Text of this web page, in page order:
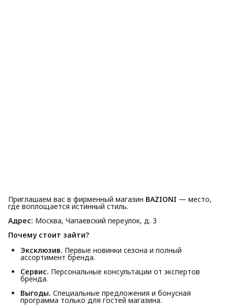
Приглашаем вас в фирменный магазин BAZIONI — место,
где воплощается истинный стиль.
Адрес: Москва, Чапаевский переулок, д. 3
Почему стоит зайти?
Эксклюзив. Первые новинки сезона и полный
ассортимент бренда.
Сервис. Персональные консультации от экспертов
бренда.
Выгоды. Специальные предложения и бонусная
программа только для гостей магазина.